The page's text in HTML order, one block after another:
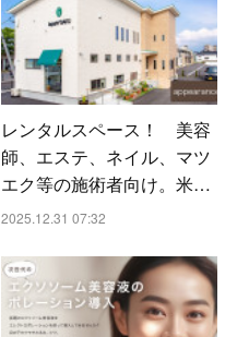
レンタルスペース！ 美容
師、エステ、ネイル、マツ
エク等の施術者向け。米…
2025.12.31 07:32